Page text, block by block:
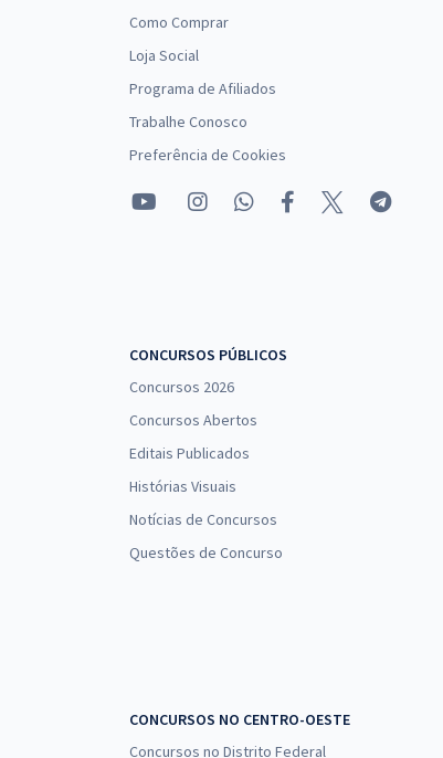
Como Comprar
Loja Social
Programa de Afiliados
Trabalhe Conosco
Preferência de Cookies
CONCURSOS PÚBLICOS
Concursos 2026
Concursos Abertos
Editais Publicados
Histórias Visuais
Notícias de Concursos
Questões de Concurso
CONCURSOS NO CENTRO-OESTE
Concursos no Distrito Federal